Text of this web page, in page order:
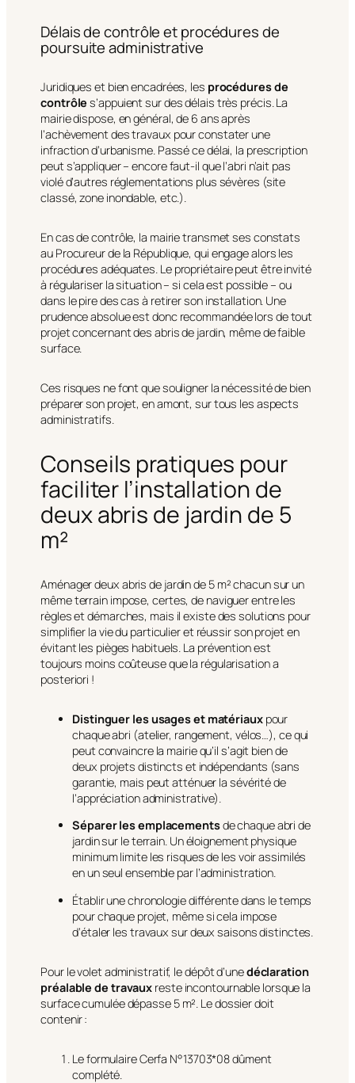
Délais de contrôle et procédures de
poursuite administrative
Juridiques et bien encadrées, les procédures de
contrôle s’appuient sur des délais très précis. La
mairie dispose, en général, de 6 ans après
l’achèvement des travaux pour constater une
infraction d’urbanisme. Passé ce délai, la prescription
peut s’appliquer – encore faut-il que l’abri n’ait pas
violé d’autres réglementations plus sévères (site
classé, zone inondable, etc.).
En cas de contrôle, la mairie transmet ses constats
au Procureur de la République, qui engage alors les
procédures adéquates. Le propriétaire peut être invité
à régulariser la situation – si cela est possible – ou
dans le pire des cas à retirer son installation. Une
prudence absolue est donc recommandée lors de tout
projet concernant des abris de jardin, même de faible
surface.
Ces risques ne font que souligner la nécessité de bien
préparer son projet, en amont, sur tous les aspects
administratifs.
Conseils pratiques pour
faciliter l’installation de
deux abris de jardin de 5
m²
Aménager deux abris de jardin de 5 m² chacun sur un
même terrain impose, certes, de naviguer entre les
règles et démarches, mais il existe des solutions pour
simplifier la vie du particulier et réussir son projet en
évitant les pièges habituels. La prévention est
toujours moins coûteuse que la régularisation a
posteriori !
Distinguer les usages et matériauxpour
chaque abri (atelier, rangement, vélos…), ce qui
peut convaincre la mairie qu’il s’agit bien de
deux projets distincts et indépendants (sans
garantie, mais peut atténuer la sévérité de
l’appréciation administrative).
Séparer les emplacementsde chaque abri de
jardin sur le terrain. Un éloignement physique
minimum limite les risques de les voir assimilés
en un seul ensemble par l’administration.
Établir une chronologie différente dans le temps
pour chaque projet, même si cela impose
d’étaler les travaux sur deux saisons distinctes.
Pour le volet administratif, le dépôt d’unedéclaration
préalable de travaux reste incontournable lorsque la
surface cumulée dépasse 5 m². Le dossier doit
contenir :
Le formulaire Cerfa N°13703*08 dûment
complété.